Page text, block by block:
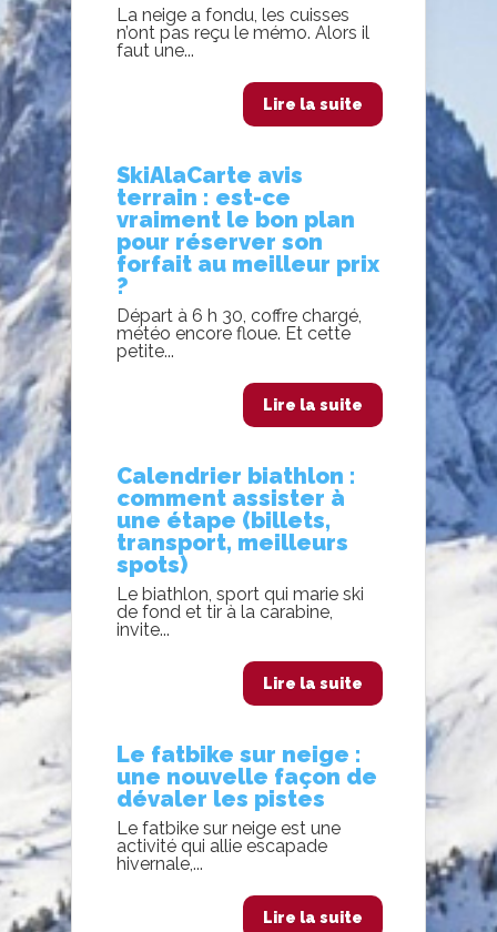
La neige a fondu, les cuisses
n’ont pas reçu le mémo. Alors il
faut une...
Lire la suite
SkiAlaCarte avis
terrain : est-ce
vraiment le bon plan
pour réserver son
forfait au meilleur prix
?
Départ à 6 h 30, coffre chargé,
météo encore floue. Et cette
petite...
Lire la suite
Calendrier biathlon :
comment assister à
une étape (billets,
transport, meilleurs
spots)
Le biathlon, sport qui marie ski
de fond et tir à la carabine,
invite...
Lire la suite
Le fatbike sur neige :
une nouvelle façon de
dévaler les pistes
Le fatbike sur neige est une
activité qui allie escapade
hivernale,...
Lire la suite